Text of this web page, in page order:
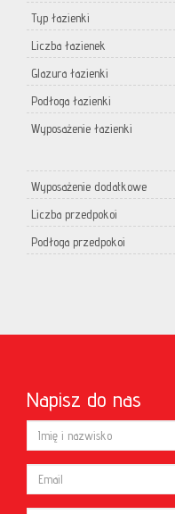
Typ łazienki
Liczba łazienek
Glazura łazienki
Podłoga łazienki
Wyposażenie łazienki
Wyposażenie dodatkowe
Liczba przedpokoi
Podłoga przedpokoi
Napisz do nas